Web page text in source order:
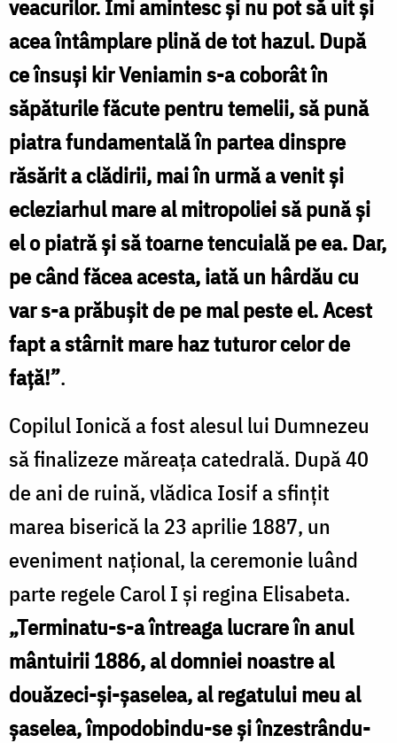
veacurilor. Îmi amintesc şi nu pot să uit şi
acea întâmplare plină de tot hazul. După
ce însuşi kir Veniamin s-a coborât în
săpăturile făcute pentru temelii, să pună
piatra fundamentală în partea dinspre
răsărit a clădirii, mai în urmă a venit şi
ecleziarhul mare al mitropoliei să pună şi
el o piatră şi să toarne tencuială pe ea. Dar,
pe când făcea acesta, iată un hârdău cu
var s-a prăbuşit de pe mal peste el. Acest
fapt a stârnit mare haz tuturor celor de
faţă!”.
Copilul Ionică a fost alesul lui Dumnezeu
să finalizeze măreaţa catedrală. După 40
de ani de ruină, vlădica Iosif a sfinţit
marea biserică la 23 aprilie 1887, un
eveniment naţional, la ceremonie luând
parte regele Carol I şi regina Elisabeta.
„Terminatu-s-a întreaga lucrare în anul
mântuirii 1886, al domniei noastre al
douăzeci-şi-şaselea, al regatului meu al
şaselea, împodobindu-se şi înzestrându-